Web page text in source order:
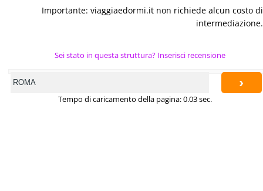
Importante: viaggiaedormi.it non richiede alcun costo di
intermediazione.
Sei stato in questa struttura? Inserisci recensione
›
Tempo di caricamento della pagina: 0.03 sec.